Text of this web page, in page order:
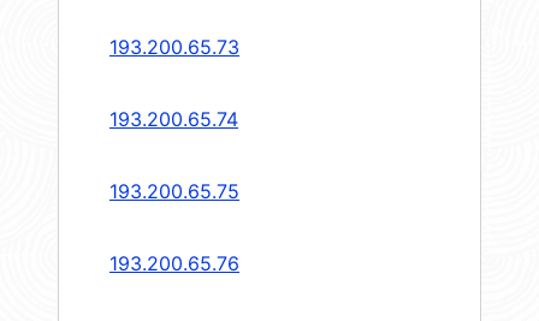
193.200.65.73
193.200.65.74
193.200.65.75
193.200.65.76